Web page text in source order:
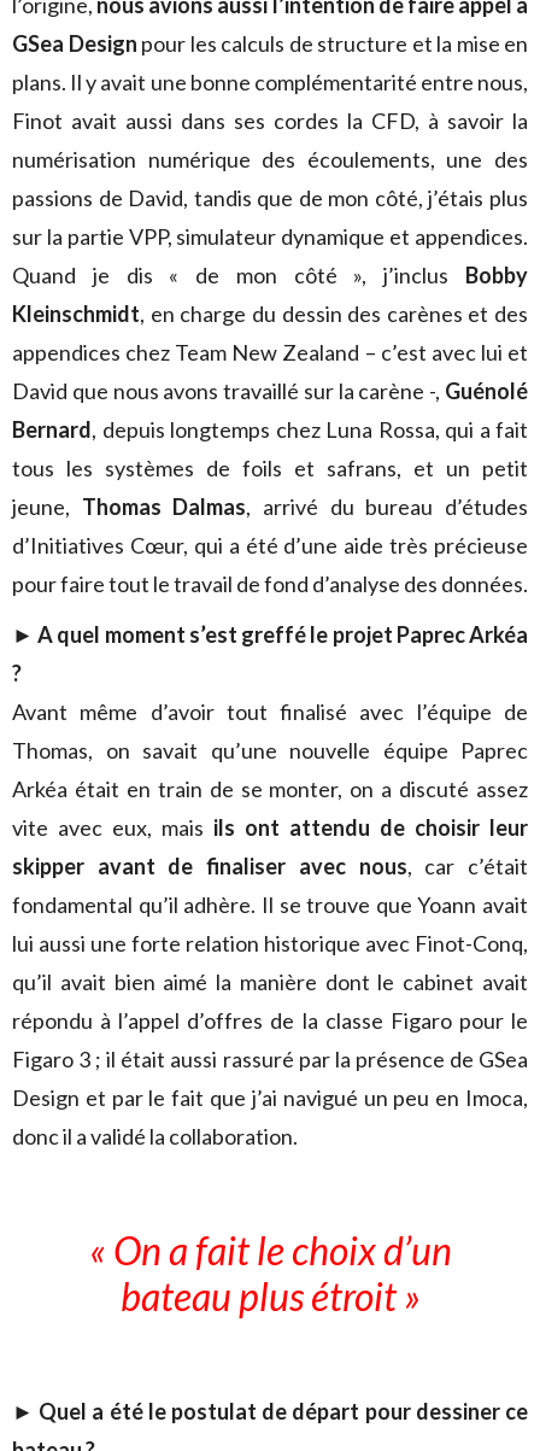
GSea Design pour les calculs de structure et la mise en
plans. Il y avait une bonne complémentarité entre nous,
Finot avait aussi dans ses cordes la CFD, à savoir la
numérisation numérique des écoulements, une des
passions de David, tandis que de mon côté, j’étais plus
sur la partie VPP, simulateur dynamique et appendices.
Quand je dis « de mon côté », j’inclus Bobby
Kleinschmidt, en charge du dessin des carènes et des
appendices chez Team New Zealand – c’est avec lui et
David que nous avons travaillé sur la carène -, Guénolé
Bernard, depuis longtemps chez Luna Rossa, qui a fait
tous les systèmes de foils et safrans, et un petit
jeune, Thomas Dalmas, arrivé du bureau d’études
d’Initiatives Cœur, qui a été d’une aide très précieuse
pour faire tout le travail de fond d’analyse des données.
►A quel moment s’est greffé le projet Paprec Arkéa
?
Avant même d’avoir tout finalisé avec l’équipe de
Thomas, on savait qu’une nouvelle équipe Paprec
Arkéa était en train de se monter, on a discuté assez
vite avec eux, mais ils ont attendu de choisir leur
skipper avant de finaliser avec nous, car c’était
fondamental qu’il adhère. Il se trouve que Yoann avait
lui aussi une forte relation historique avec Finot-Conq,
qu’il avait bien aimé la manière dont le cabinet avait
répondu à l’appel d’offres de la classe Figaro pour le
Figaro 3 ; il était aussi rassuré par la présence de GSea
Design et par le fait que j’ai navigué un peu en Imoca,
donc il a validé la collaboration.
« On a fait le choix d’un
bateau plus étroit »
► Quel a été le postulat de départ pour dessiner ce